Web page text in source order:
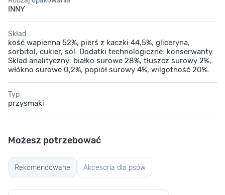
INNY
Skład
kość wapienna 52%, pierś z kaczki 44,5%, gliceryna,
sorbitol, cukier, sól. Dodatki technologiczne: konserwanty.
Skład analityczny: białko surowe 28%, tłuszcz surowy 2%,
włókno surowe 0,2%, popiół surowy 4%, wilgotność 20%.
Typ
przysmaki
Rekomendowane Akcesoria dla psów
Możesz potrzebować